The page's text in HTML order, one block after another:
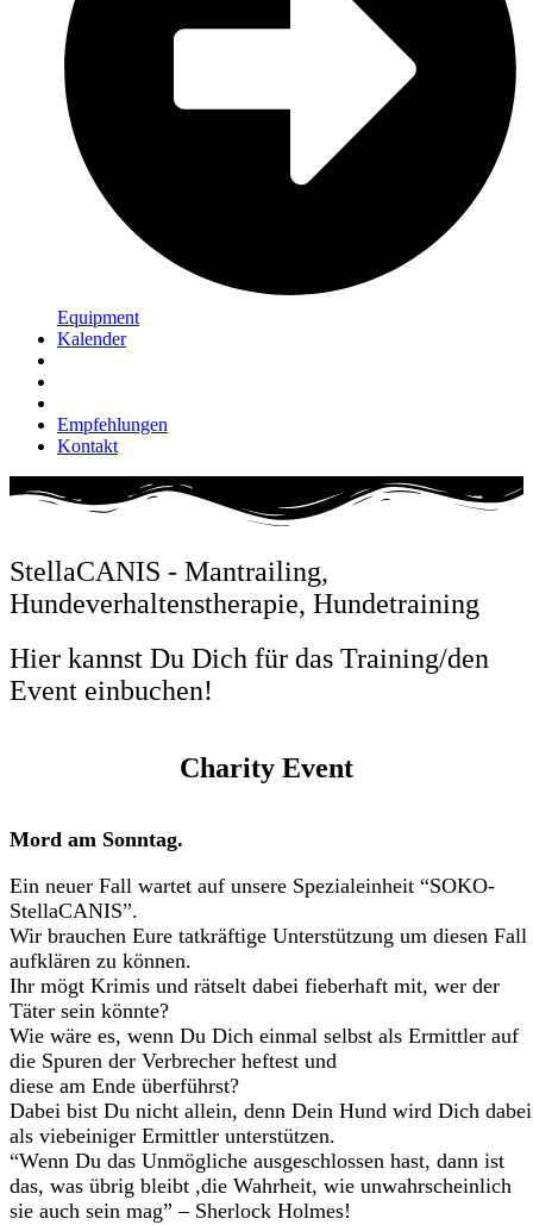
Equipment
Kalender
Empfehlungen
Kontakt
StellaCANIS - Mantrailing,
Hundeverhaltenstherapie, Hundetraining
Hier kannst Du Dich für das Training/den
Event einbuchen!
Charity Event
Mord am Sonntag.
Ein neuer Fall wartet auf unsere Spezialeinheit “SOKO-
StellaCANIS”.
Wir brauchen Eure tatkräftige Unterstützung um diesen Fall
aufklären zu können.
Ihr mögt Krimis und rätselt dabei fieberhaft mit, wer der
Täter sein könnte?
Wie wäre es, wenn Du Dich einmal selbst als Ermittler auf
die Spuren der Verbrecher heftest und
diese am Ende überführst?
Dabei bist Du nicht allein, denn Dein Hund wird Dich dabei
als viebeiniger Ermittler unterstützen.
“Wenn Du das Unmögliche ausgeschlossen hast, dann ist
das, was übrig bleibt ,die Wahrheit, wie unwahrscheinlich
sie auch sein mag” – Sherlock Holmes!